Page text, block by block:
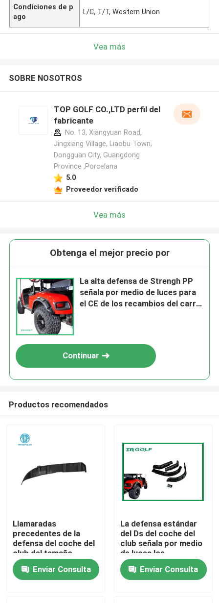
Hogar
Productos
Condiciones de p
ago
L/C, T/T, Western Union
Vea más
SOBRE NOSOTROS
TOP GOLF CO.,LTD perfil del
fabricante
No. 13, Xiangyuan Road,
Jingxiang Village, Liaobu Town,
Dongguan City, Guangdong
Province ,Porcelana
5.0
Proveedor verificado
Vea más
Obtenga el mejor precio por
La alta defensa de Strengh PP
señala por medio de luces para
el CE de los recambios del carro
Continuar
Productos recomendados
Llamaradas
precedentes de la
defensa del coche del
club del tamaño
estándar del OEM
Enviar Consulta
La defensa estándar
del Ds del coche del
club señala por medio
de luces los
accesorios eléctricos
del carrito de golf
Enviar Consulta